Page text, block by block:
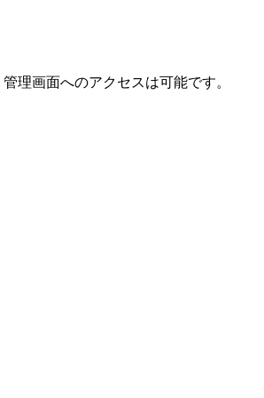
理画面へのアクセスは可能です。